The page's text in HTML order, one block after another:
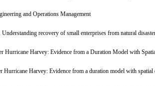
and Operations Management
recovery of small enterprises from natural
Hurricane Harvey: Evidence from a Duration Model with
Hurricane Harvey: Evidence from a duration model with